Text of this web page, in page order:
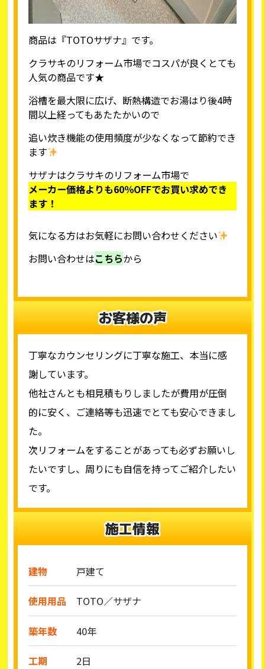
商品は『TOTOサザナ』です。
クラサキのリフォーム市場でコスパが良くとても
人気の商品です★
浴槽を最大限に広げ、断熱構造でお湯はり後4時
間以上経ってもあたたかいので
追い炊き機能の使用頻度が少なくなって節約でき
ます
サザナはクラサキのリフォーム市場で
メーカー価格よりも60％OFFでお買い求めでき
ます！
気になる方はお気軽にお問い合わせください
お問い合わせはこちらから
お客様の声
丁寧なカウンセリングに丁寧な施工、本当に感
謝しています。
他社さんとも相見積もりしましたが費用が圧倒
的に安く、ご連絡等も迅速でとても安心できまし
た。
次リフォームをすることがあっても必ずお願いし
たいですし、周りにも自信を持ってご紹介したい
です。
施工情報
建物 戸建て
使用用品 TOTO／サザナ
築年数 40年
工期 2日